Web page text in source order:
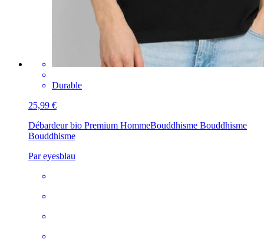
Durable
25,99 €
Débardeur bio Premium HommeBouddhisme Bouddhisme
Bouddhisme
Par eyesblau